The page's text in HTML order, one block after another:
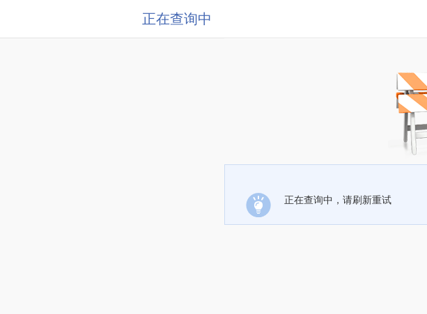
正在查询中
正在查询中，请刷新重试